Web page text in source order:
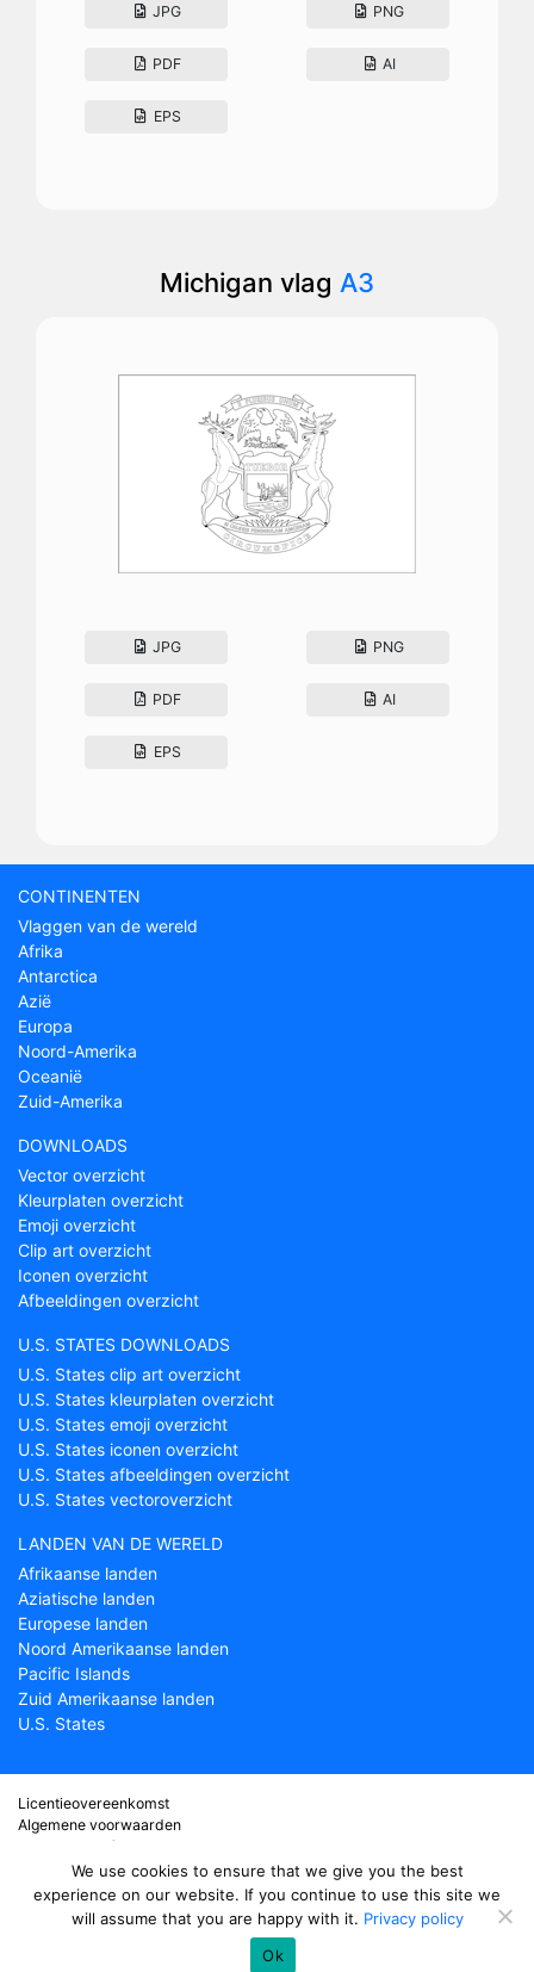
JPG PNG
PDF AI
EPS
Michigan vlag A3
JPG PNG
PDF AI
EPS
CONTINENTEN
Vlaggen van de wereld
Afrika
Antarctica
Azië
Europa
Noord-Amerika
Oceanië
Zuid-Amerika
DOWNLOADS
Vector overzicht
Kleurplaten overzicht
Emoji overzicht
Clip art overzicht
Iconen overzicht
Afbeeldingen overzicht
U.S. STATES DOWNLOADS
U.S. States clip art overzicht
U.S. States kleurplaten overzicht
U.S. States emoji overzicht
U.S. States iconen overzicht
U.S. States afbeeldingen overzicht
U.S. States vectoroverzicht
LANDEN VAN DE WERELD
Afrikaanse landen
Aziatische landen
Europese landen
Noord Amerikaanse landen
Pacific Islands
Zuid Amerikaanse landen
U.S. States
Licentieovereenkomst
Algemene voorwaarden
Over Countryflags.com
Disclaimer
Privacy Policy
Country flags- onderdeel van ProFlags BV
support@countryflags.com
We use cookies to ensure that we give you the best
experience on our website. If you continue to use this site we
will assume that you are happy with it. Privacy policy
Ok